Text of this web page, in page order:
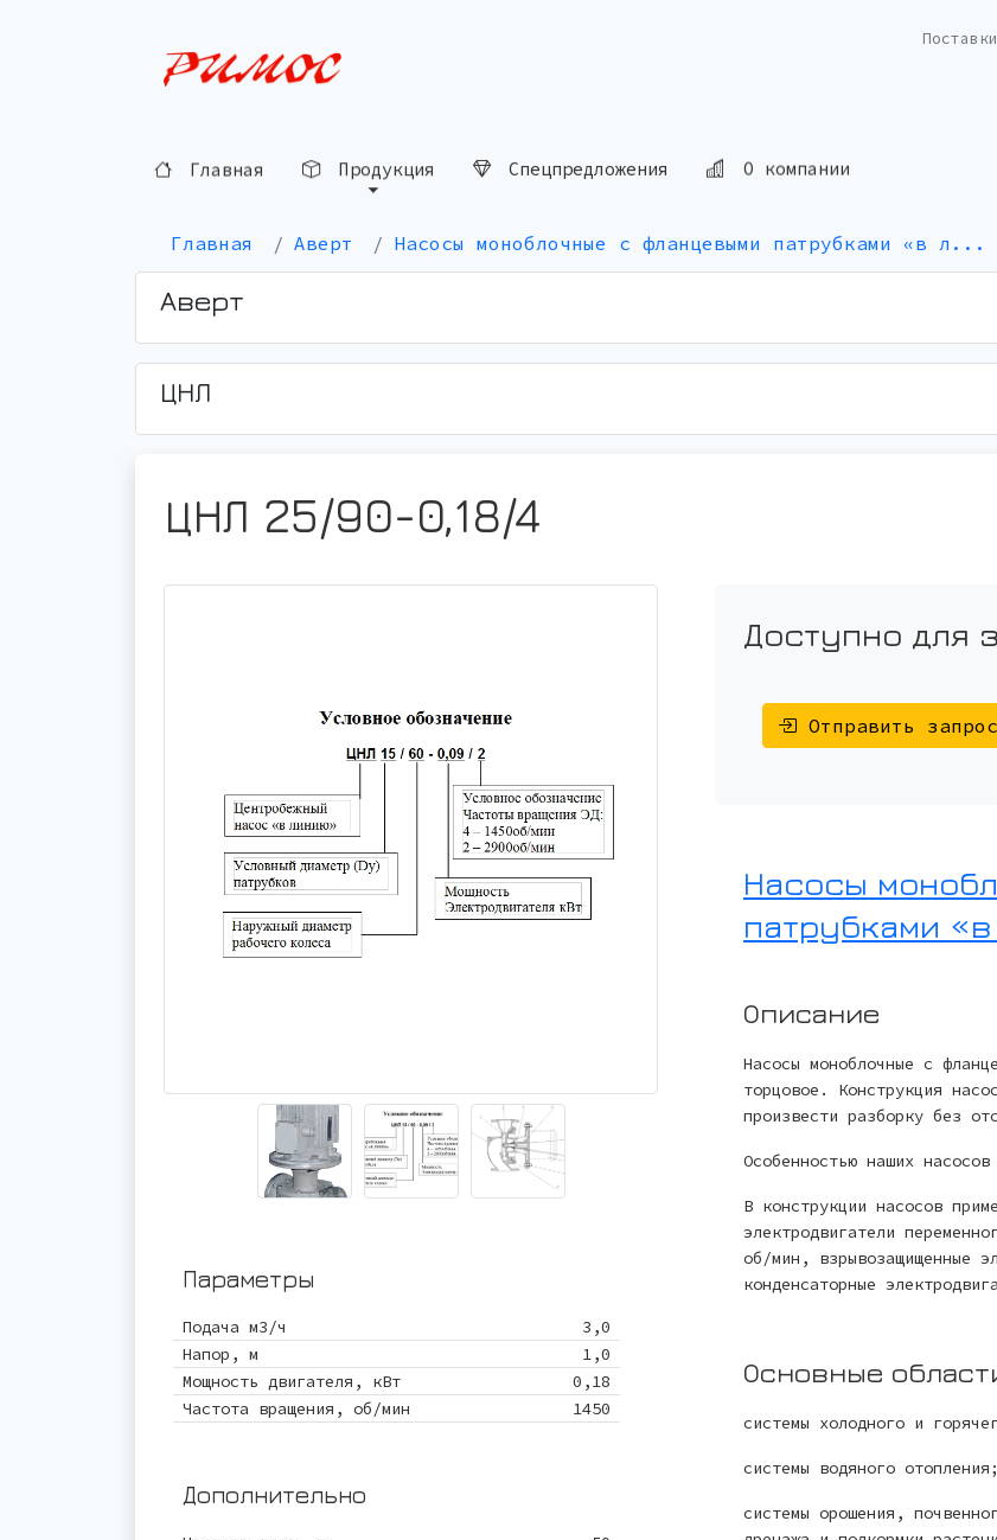
Поставки
Главная Продукция Спецпредложения О компании
Главная Аверт Насосы моноблочные с фланцевыми патрубками «в л...
Аверт
ЦНЛ
ЦНЛ 25/90-0,18/4
Параметры
Подача м3/ч
3,0
Напор, м
1,0
Мощность двигателя, кВт
0,18
Частота вращения, об/мин
1450
Дополнительно
Доступно для
Отправить запрос
Насосы
патрубками
Описание
Насосы моноблочные с
торцовое. Конструкция
произвести разборку без
Особенностью наших
В конструкции насосов
электродвигатели
об/мин, взрывозащищенные
конденсаторные
Основные
системы холодного и
системы водяного отопления;
системы орошения,